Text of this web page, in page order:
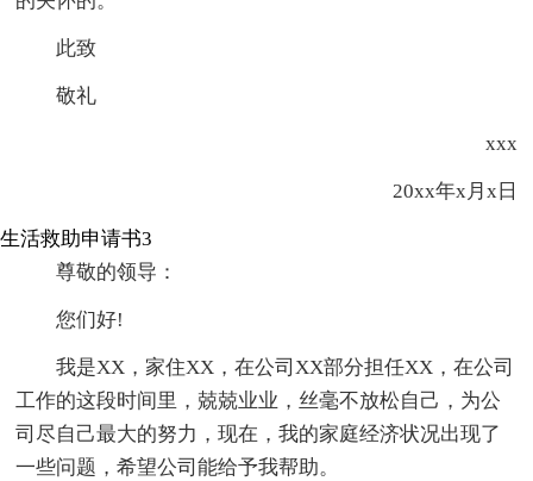
此致
敬礼
xxx
20xx年x月x日
生活救助申请书3
尊敬的领导：
您们好!
我是XX，家住XX，在公司XX部分担任XX，在公司
工作的这段时间里，兢兢业业，丝毫不放松自己，为公
司尽自己最大的努力，现在，我的家庭经济状况出现了
一些问题，希望公司能给予我帮助。